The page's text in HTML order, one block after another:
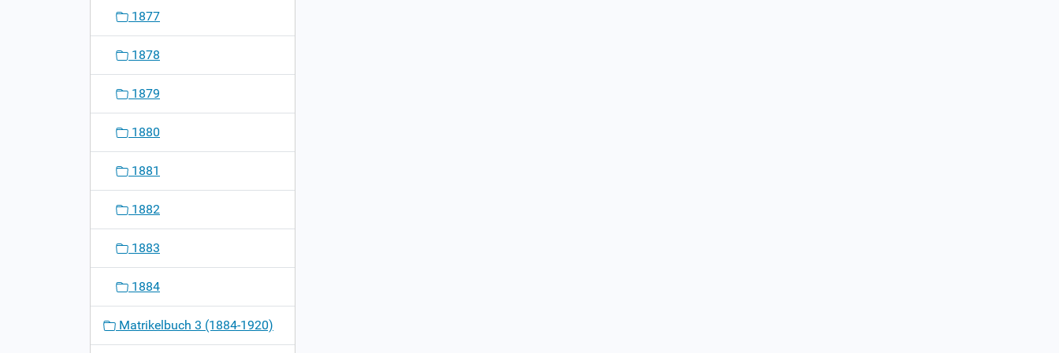
1877
1878
1879
1880
1881
1882
1883
1884
Matrikelbuch 3 (1884-1920)